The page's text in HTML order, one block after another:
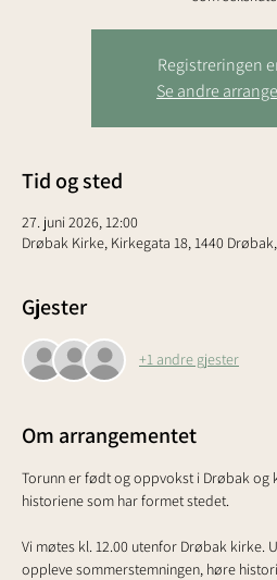
Registreringen
Se andre
Tid og sted
27. juni 2026, 12:00
Drøbak Kirke, Kirkegata 18, 1440
Gjester
+1 andre gjester
Om arrangementet
Torunn er født og oppvokst i Drøbak og
historiene som har formet stedet.
Vi møtes kl. 12.00 utenfor Drøbak kirke.
oppleve sommerstemningen, høre